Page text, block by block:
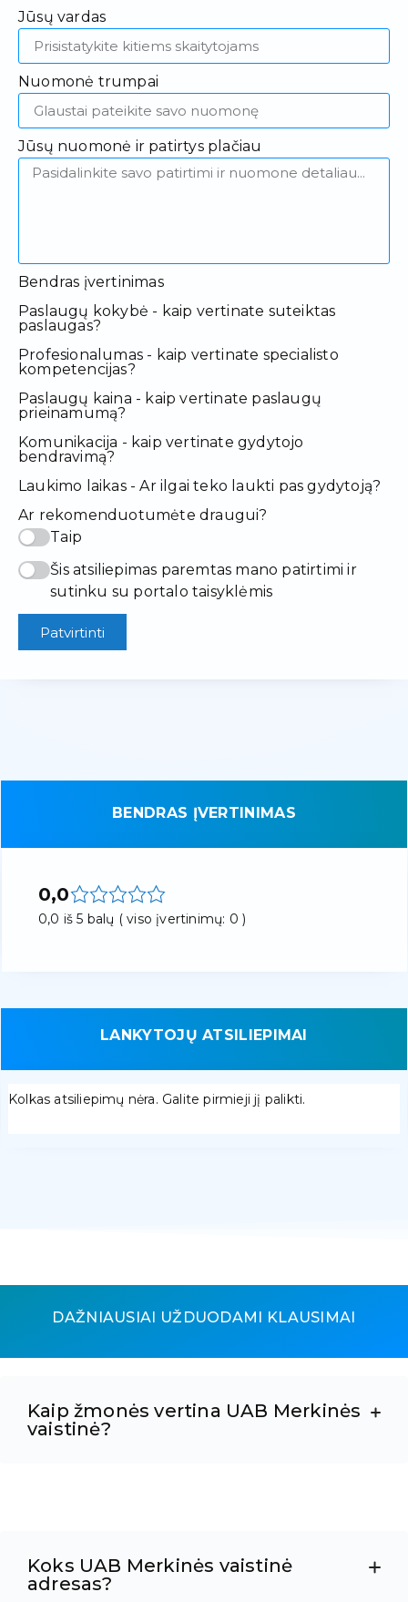
Jūsų vardas
Nuomonė trumpai
Jūsų nuomonė ir patirtys plačiau
Bendras įvertinimas
Paslaugų kokybė - kaip vertinate suteiktas
paslaugas?
Profesionalumas - kaip vertinate specialisto
kompetencijas?
Paslaugų kaina - kaip vertinate paslaugų
prieinamumą?
Komunikacija - kaip vertinate gydytojo
bendravimą?
Laukimo laikas - Ar ilgai teko laukti pas gydytoją?
Ar rekomenduotumėte draugui?
Taip
Šis atsiliepimas paremtas mano patirtimi ir
sutinku su portalo taisyklėmis
Patvirtinti
BENDRAS ĮVERTINIMAS
0,0
0,0 iš 5 balų ( viso įvertinimų: 0 )
LANKYTOJŲ ATSILIEPIMAI
Kolkas atsiliepimų nėra. Galite pirmieji jį palikti.
DAŽNIAUSIAI UŽDUODAMI KLAUSIMAI
Kaip žmonės vertina UAB Merkinės
vaistinė?
Koks UAB Merkinės vaistinė
adresas?